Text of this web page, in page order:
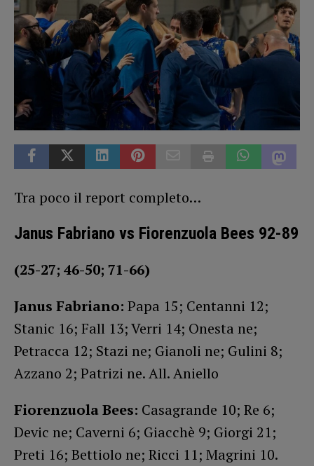
Tra poco il report completo…
Janus Fabriano vs Fiorenzuola Bees 92-89
(25-27; 46-50; 71-66)
Janus Fabriano: Papa 15; Centanni 12;
Stanic 16; Fall 13; Verri 14; Onesta ne;
Petracca 12; Stazi ne; Gianoli ne; Gulini 8;
Azzano 2; Patrizi ne. All. Aniello
Fiorenzuola Bees: Casagrande 10; Re 6;
Devic ne; Caverni 6; Giacchè 9; Giorgi 21;
Preti 16; Bettiolo ne; Ricci 11; Magrini 10.